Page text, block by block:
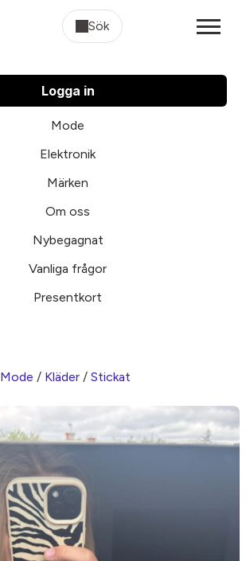
Sök
Logga in
Mode
Elektronik
Märken
Om oss
Nybegagnat
Vanliga frågor
Presentkort
Mode / Kläder / Stickat